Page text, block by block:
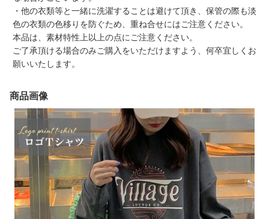
・他の衣類等と一緒に洗濯することは避けて頂き、保管の際も淡
色の衣類の色移りを防ぐため、重ね合せにはご注意ください。
本品は、素材特性上以上の点にご注意ください。
ご了承頂ける場合のみご購入をいただけますよう、何卒宜しくお
願いいたします。
商品画像